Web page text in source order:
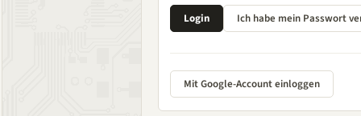
Mit Google-Account einloggen